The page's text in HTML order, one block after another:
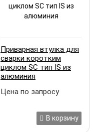
Приварная втулка для
сварки коротким
циклом SC тип IS из
алюминия
Цена по запросу
В корзину